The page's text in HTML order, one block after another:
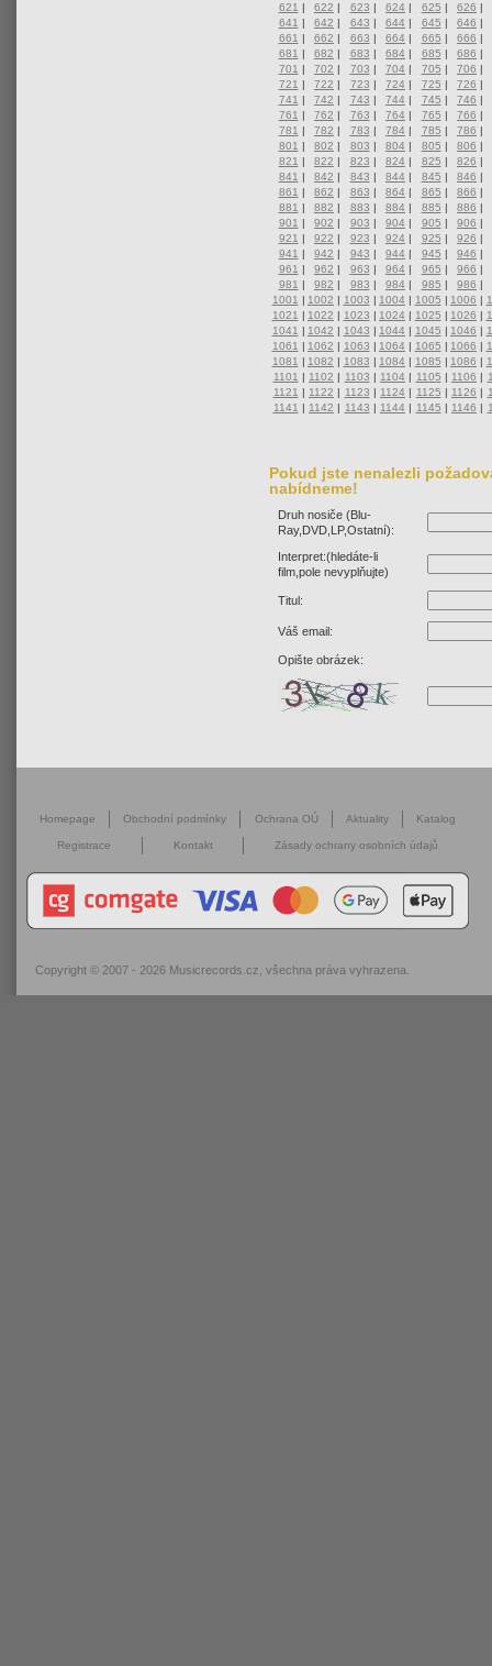
621 | 622 | 623 | 624 | 625 | 626 |
641 | 642 | 643 | 644 | 645 | 646 |
661 | 662 | 663 | 664 | 665 | 666 |
681 | 682 | 683 | 684 | 685 | 686 |
701 | 702 | 703 | 704 | 705 | 706 |
721 | 722 | 723 | 724 | 725 | 726 |
741 | 742 | 743 | 744 | 745 | 746 |
761 | 762 | 763 | 764 | 765 | 766 |
781 | 782 | 783 | 784 | 785 | 786 |
801 | 802 | 803 | 804 | 805 | 806 |
821 | 822 | 823 | 824 | 825 | 826 |
841 | 842 | 843 | 844 | 845 | 846 |
861 | 862 | 863 | 864 | 865 | 866 |
881 | 882 | 883 | 884 | 885 | 886 |
901 | 902 | 903 | 904 | 905 | 906 |
921 | 922 | 923 | 924 | 925 | 926 |
941 | 942 | 943 | 944 | 945 | 946 |
961 | 962 | 963 | 964 | 965 | 966 |
981 | 982 | 983 | 984 | 985 | 986 |
1001 | 1002 | 1003 | 1004 | 1005 | 1006 |
1021 | 1022 | 1023 | 1024 | 1025 | 1026 |
1041 | 1042 | 1043 | 1044 | 1045 | 1046 |
1061 | 1062 | 1063 | 1064 | 1065 | 1066 |
1081 | 1082 | 1083 | 1084 | 1085 | 1086 |
1101 | 1102 | 1103 | 1104 | 1105 | 1106 |
1121 | 1122 | 1123 | 1124 | 1125 | 1126 |
1141 | 1142 | 1143 | 1144 | 1145 | 1146 |
Pokud jste nenalezli
nabídneme!
Druh nosiče (Blu-
Ray,DVD,LP,Ostatní):
Interpret:(hledáte-li
film,pole nevyplňujte)
Titul:
Váš email:
Opište obrázek:
Homepage Obchodní podmínky Ochrana OÚ Aktuality Katalog
Registrace Kontakt Zásady ochrany osobních údajů
Copyright © 2007 - 2026 Musicrecords.cz , všechna práva vyhrazena.